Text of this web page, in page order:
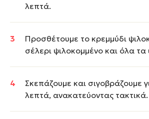
λεπτά.
Προσθέτουμε το κρεμμύδι
σέλερι ψιλοκομμένο και όλα
Σκεπάζουμε και σιγοβράζουμε
λεπτά, ανακατεύοντας τακτικά.